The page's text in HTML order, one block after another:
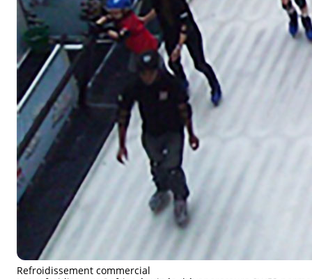
Refroidissement commercial